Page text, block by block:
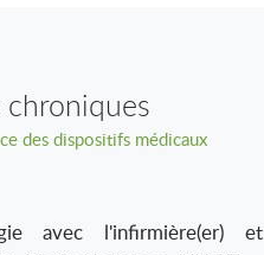
chroniques
des dispositifs médicaux
avec l'infirmière(er) et